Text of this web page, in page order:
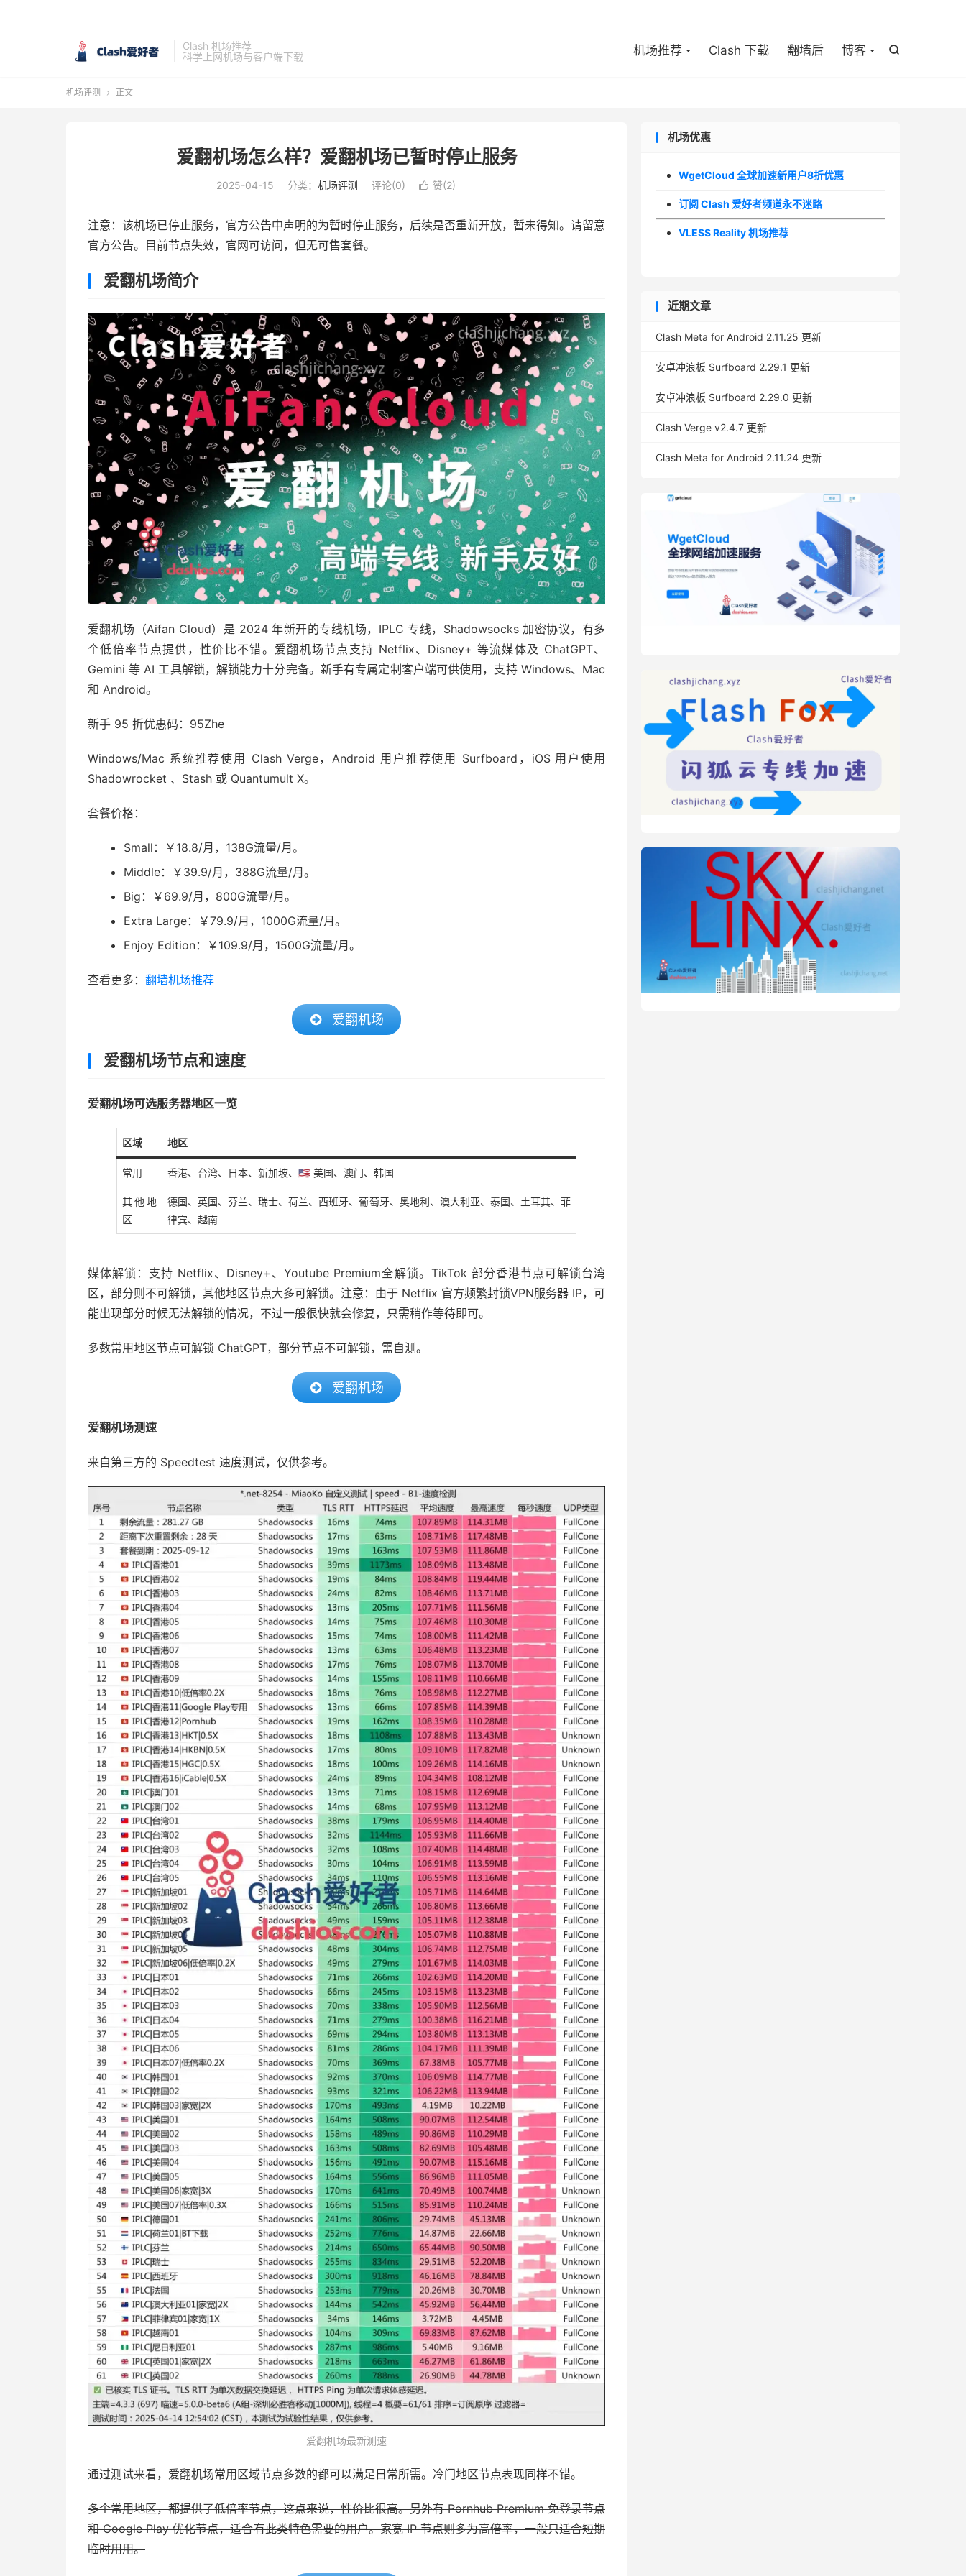
Clash 机场推荐
科学上网机场与客户端下载

机场推荐 Clash 下载 翻墙后 博客
机场评测  正文
爱翻机场怎么样？爱翻机场已暂时停止服务
2025-04-15 分类： 机场评测 评论(0)  赞(2)
注意：该机场已停止服务，官方公告中声明的为暂时停止服务，后续是否重新开放，暂未得知。请留意
官方公告。目前节点失效，官网可访问，但无可售套餐。
爱翻机场简介
爱翻机场（Aifan Cloud）是 2024 年新开的专线机场，IPLC 专线，Shadowsocks 加密协议，有多
个低倍率节点提供，性价比不错。爱翻机场节点支持 Netflix、Disney+ 等流媒体及 ChatGPT、
Gemini 等 AI 工具解锁，解锁能力十分完备。新手有专属定制客户端可供使用，支持 Windows、Mac
和 Android。
新手 95 折优惠码：95Zhe
Windows/Mac 系统推荐使用 Clash Verge，Android 用户推荐使用 Surfboard，iOS 用户使用
Shadowrocket 、Stash 或 Quantumult X。
套餐价格：
Small：￥18.8/月，138G流量/月。
Middle：￥39.9/月，388G流量/月。
Big：￥69.9/月，800G流量/月。
Extra Large：￥79.9/月，1000G流量/月。
Enjoy Edition：￥109.9/月，1500G流量/月。
查看更多： 翻墙机场推荐
爱翻机场
爱翻机场节点和速度
爱翻机场可选服务器地区一览
区域 地区
常用 香港、台湾、日本、新加坡、🇺🇸 美国、澳门、韩国
其他地
区
德国、英国、芬兰、瑞士、荷兰、西班牙、葡萄牙、奥地利、澳大利亚、泰国、土耳其、菲
律宾、越南
媒体解锁：支持 Netflix、Disney+、Youtube Premium全解锁。TikTok 部分香港节点可解锁台湾
区，部分则不可解锁，其他地区节点大多可解锁。注意：由于 Netflix 官方频繁封锁VPN服务器 IP，可
能出现部分时候无法解锁的情况，不过一般很快就会修复，只需稍作等待即可。
多数常用地区节点可解锁 ChatGPT，部分节点不可解锁，需自测。
爱翻机场
爱翻机场测速
来自第三方的 Speedtest 速度测试，仅供参考。
爱翻机场最新测速
通过测试来看，爱翻机场常用区域节点多数的都可以满足日常所需。冷门地区节点表现同样不错。
多个常用地区，都提供了低倍率节点，这点来说，性价比很高。另外有 Pornhub Premium 免登录节点
和 Google Play 优化节点，适合有此类特色需要的用户。家宽 IP 节点则多为高倍率，一般只适合短期
临时用用。
机场优惠
WgetCloud 全球加速新用户8折优惠
订阅 Clash 爱好者频道永不迷路
VLESS Reality 机场推荐
近期文章
Clash Meta for Android 2.11.25 更新
安卓冲浪板 Surfboard 2.29.1 更新
安卓冲浪板 Surfboard 2.29.0 更新
Clash Verge v2.4.7 更新
Clash Meta for Android 2.11.24 更新